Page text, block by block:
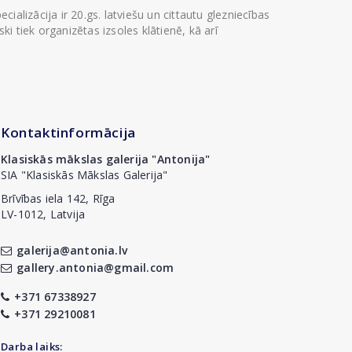
ir 20.gs. latviešu un cittautu glezniecības
tiek organizētas izsoles klātienē, kā arī
Kontaktinformācija
Klasiskās mākslas galerija "Antonija"
SIA "Klasiskās Mākslas Galerija"
Brīvības iela 142, Rīga
LV-1012, Latvija
galerija@antonia.lv
gallery.antonia@gmail.com
+371 67338927
+371 29210081
Darba laiks: